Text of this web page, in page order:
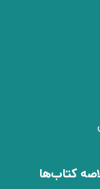
کتاب‌ها